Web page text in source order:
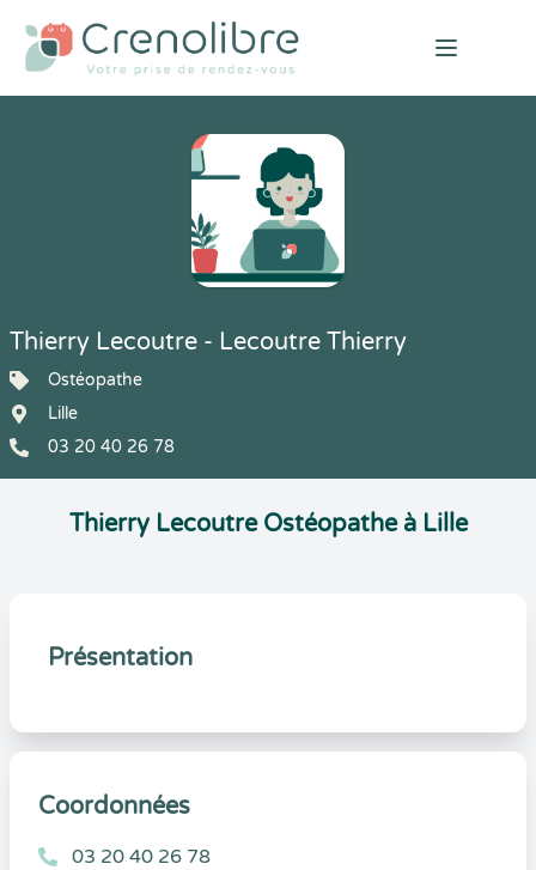
Open
Thierry Lecoutre - Lecoutre Thierry
Ostéopathe
Lille
03 20 40 26 78
Thierry Lecoutre Ostéopathe à Lille
Présentation
Coordonnées
03 20 40 26 78